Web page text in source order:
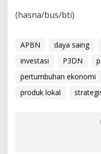
(hasna/bus/bti)
APBN daya saing
investasi
P3DN
pertumbuhan ekonomi
produk lokal